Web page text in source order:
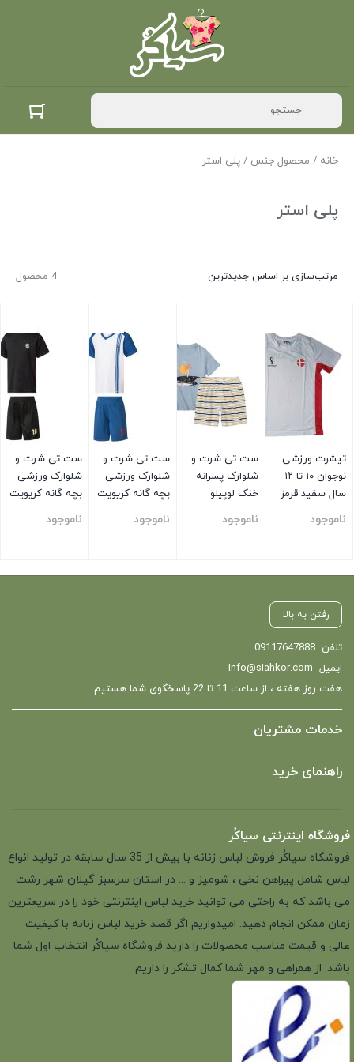
خانه / محصول جنس / پلی استر
پلی استر
4 محصول مرتب‌سازی بر اساس جدیدترین
تیشرت ورزشی
نوجوان ۱۰ تا ۱۲
سال سفید قرمز
ناموجود
ست تی شرت و
شلوارک پسرانه
خنک لوپیلو
ناموجود
ست تی شرت و
شلوارک ورزشی
بچه گانه کریویت
ناموجود
ست تی شرت و
شلوارک ورزشی
بچه گانه کریویت
ناموجود
رفتن به بالا
تلفن 09117647888
ایمیل Info@siahkor.com
هفت روز هفته ، از ساعت 11 تا 22 پاسخگوی شما هستیم.
خدمات مشتریان
راهنمای خرید
فروشگاه اینترنتی سیاکُر
فروشگاه سیاکُر فروش لباس زنانه با بیش از 35 سال سابقه در تولید انواع
لباس شامل پیراهن نخی ، شومیز و ... در استان سرسبز گیلان شهر رشت
می باشد که به راحتی می توانید خرید لباس اینترنتی خود را در سریعترین
زمان ممکن انجام دهید. امیدواریم اگر قصد خرید لباس زنانه با کیفیت
عالی و قیمت مناسب محصولات را دارید فروشگاه سیاکُر انتخاب اول شما
باشد. از همراهی و مهر شما کمال تشکر را داریم.